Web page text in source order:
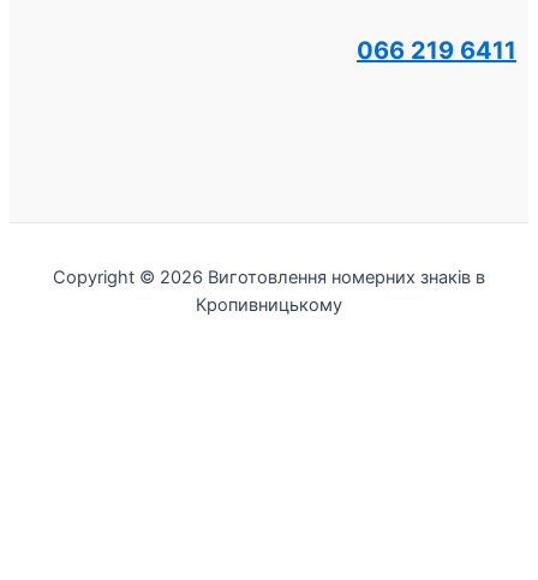
066 219 6411
Copyright © 2026 Виготовлення номерних знаків в
Кропивницькому